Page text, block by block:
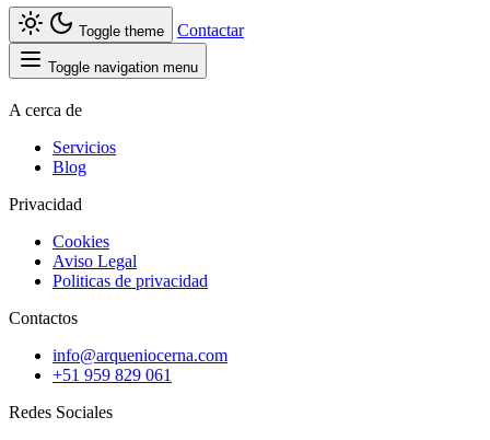
Toggle theme Contactar
Toggle navigation menu
A cerca de
Servicios
Blog
Privacidad
Cookies
Aviso Legal
Politicas de privacidad
Contactos
info@arqueniocerna.com
+51 959 829 061
Redes Sociales